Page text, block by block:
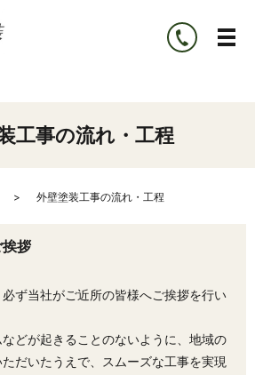
工事の流れ・工程
外壁塗装工事の流れ・工程
拶
ず当社がご近所の皆様へご挨拶を行い
どが起きることのないように、地域の
だいたうえで、スムーズな工事を実現